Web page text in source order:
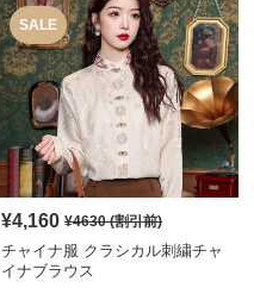
SALE
¥4,160 ¥4630(割引前)
チャイナ服 クラシカル刺繍チャ
イナブラウス